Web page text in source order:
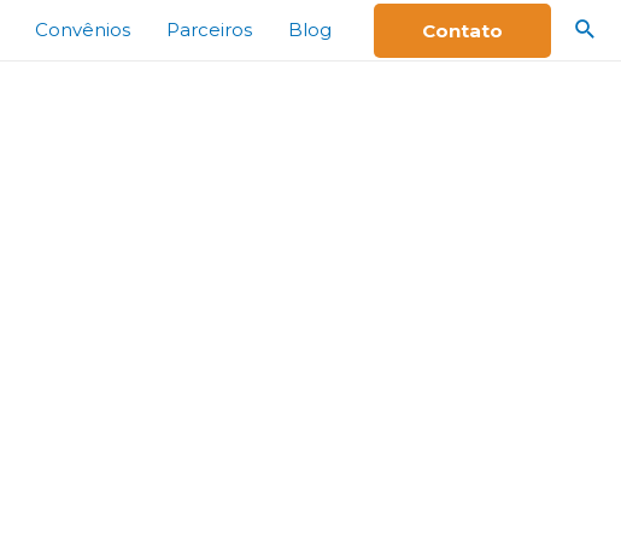
Convênios Parceiros Blog Contato